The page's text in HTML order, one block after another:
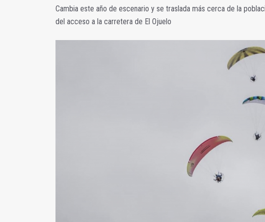
Cambia este año de escenario y se traslada más cerca de la
del acceso a la carretera de El Ojuelo